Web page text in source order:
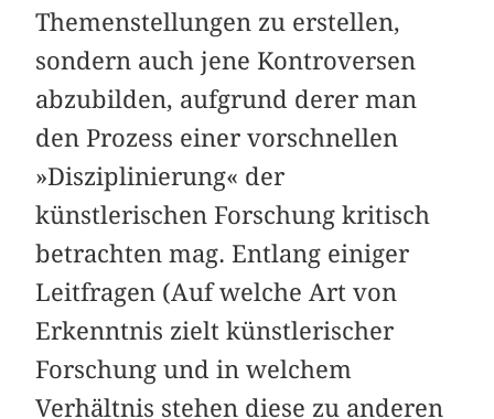
Themenstellungen zu erstellen,
sondern auch jene Kontroversen
abzubilden, aufgrund derer man
den Prozess einer vorschnellen
»Disziplinierung« der
künstlerischen Forschung kritisch
betrachten mag. Entlang einiger
Leitfragen (Auf welche Art von
Erkenntnis zielt künstlerischer
Forschung und in welchem
Verhältnis stehen diese zu anderen